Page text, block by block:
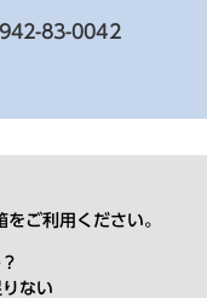
83-0042
ご利用ください。
ない